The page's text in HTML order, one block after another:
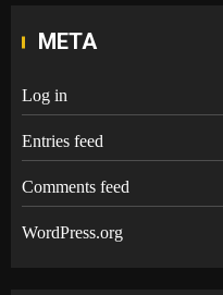
META
Log in
Entries feed
Comments feed
WordPress.org